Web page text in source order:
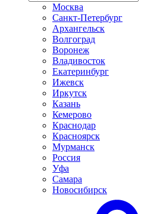
Москва
Санкт-Петербург
Архангельск
Волгоград
Воронеж
Владивосток
Екатеринбург
Ижевск
Иркутск
Казань
Кемерово
Краснодар
Красноярск
Мурманск
Россия
Уфа
Самара
Новосибирск